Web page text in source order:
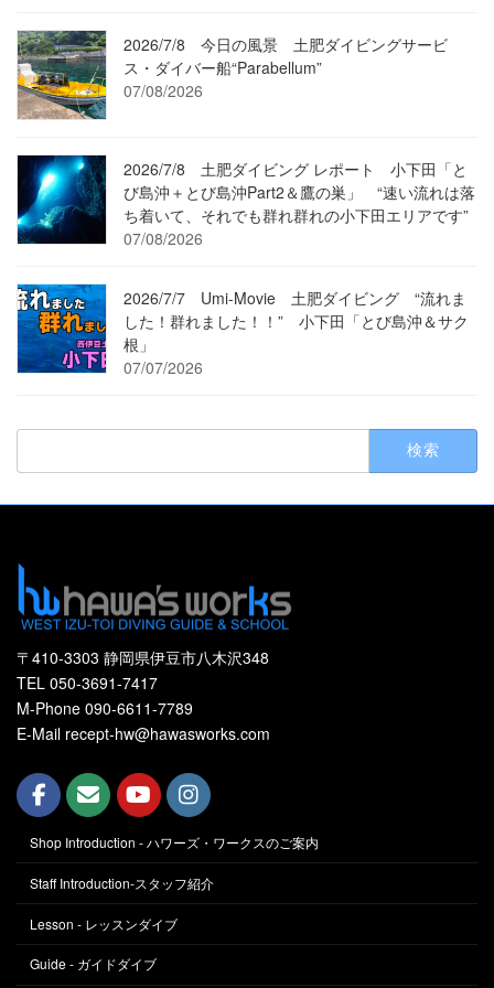
2026/7/8 今日の風景 土肥ダイビングサービ
ス・ダイバー船“Parabellum”
07/08/2026
2026/7/8 土肥ダイビング レポート 小下田「と
び島沖＋とび島沖Part2＆鷹の巣」 “速い流れは落
ち着いて、それでも群れ群れの小下田エリアです”
07/08/2026
2026/7/7 Umi-Movie 土肥ダイビング “流れま
した！群れました！！” 小下田「とび島沖＆サク
根」
07/07/2026
検
〒410-3303 静岡県伊豆市八木沢348
TEL 050-3691-7417
M-Phone 090-6611-7789
E-Mail recept-hw@hawasworks.com
Shop Introduction - ハワーズ・ワークスのご案内
Staff Introduction-スタッフ紹介
Lesson - レッスンダイブ
Guide - ガイドダイブ